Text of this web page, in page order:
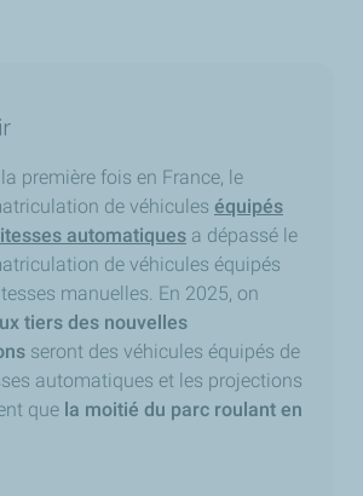
première fois en France, le
de véhicules équipés
automatiques a dépassé le
de véhicules équipés
manuelles. En 2025, on
tiers des nouvelles
seront des véhicules équipés de
automatiques et les projections
que la moitié du parc roulant en